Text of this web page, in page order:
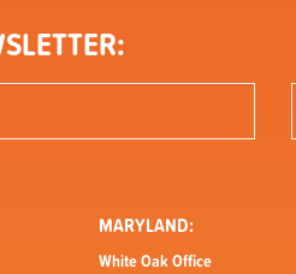
MARYLAND:
White Oak Office